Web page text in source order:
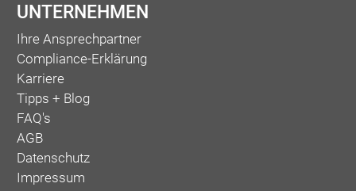
UNTERNEHMEN
Ihre Ansprechpartner
Compliance-Erklärung
Karriere
Tipps + Blog
FAQ's
AGB
Datenschutz
Impressum